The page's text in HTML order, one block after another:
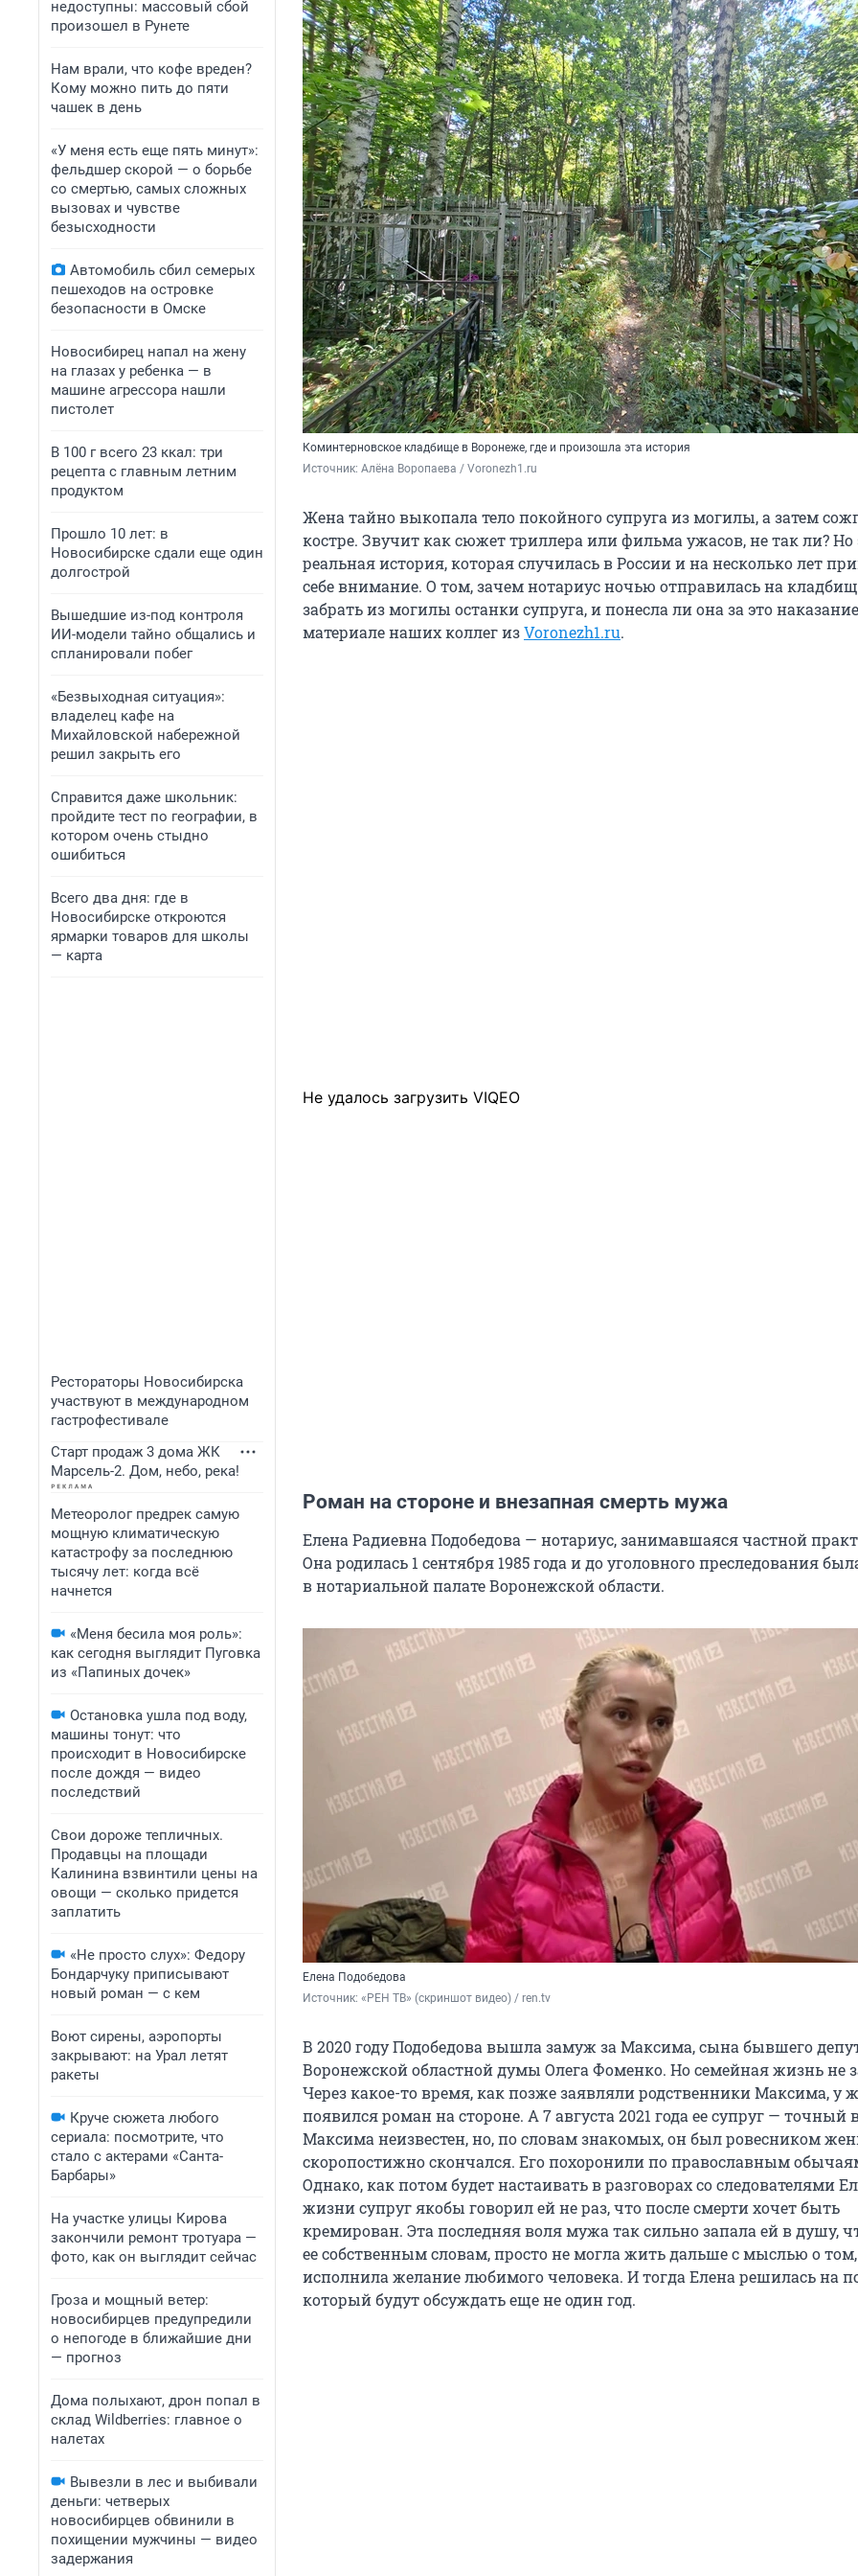
недоступны: массовый сбой
произошел в Рунете
Нам врали, что кофе вреден?
Кому можно пить до пяти
чашек в день
«У меня есть еще пять минут»:
фельдшер скорой — о борьбе
со смертью, самых сложных
вызовах и чувстве
безысходности
Автомобиль сбил семерых
пешеходов на островке
безопасности в Омске
Новосибирец напал на жену
на глазах у ребенка — в
машине агрессора нашли
пистолет
В 100 г всего 23 ккал: три
рецепта с главным летним
продуктом
Прошло 10 лет: в
Новосибирске сдали еще один
долгострой
Вышедшие из-под контроля
ИИ-модели тайно общались и
спланировали побег
«Безвыходная ситуация»:
владелец кафе на
Михайловской набережной
решил закрыть его
Справится даже школьник:
пройдите тест по географии, в
котором очень стыдно
ошибиться
Всего два дня: где в
Новосибирске откроются
ярмарки товаров для школы
— карта
Рестораторы Новосибирска
участвуют в международном
гастрофестивале
Старт продаж 3 дома ЖК
Марсель-2. Дом, небо, река!
Метеоролог предрек самую
мощную климатическую
катастрофу за последнюю
тысячу лет: когда всё
начнется
«Меня бесила моя роль»:
как сегодня выглядит Пуговка
из «Папиных дочек»
Остановка ушла под воду,
машины тонут: что
происходит в Новосибирске
после дождя — видео
последствий
Свои дороже тепличных.
Продавцы на площади
Калинина взвинтили цены на
овощи — сколько придется
заплатить
«Не просто слух»: Федору
Бондарчуку приписывают
новый роман — с кем
Воют сирены, аэропорты
закрывают: на Урал летят
ракеты
Круче сюжета любого
сериала: посмотрите, что
стало с актерами «Санта-
Барбары»
На участке улицы Кирова
закончили ремонт тротуара —
фото, как он выглядит сейчас
Гроза и мощный ветер:
новосибирцев предупредили
о непогоде в ближайшие дни
— прогноз
Дома полыхают, дрон попал в
склад Wildberries: главное о
налетах
Вывезли в лес и выбивали
деньги: четверых
новосибирцев обвинили в
похищении мужчины — видео
задержания
Коминтерновское кладбище в Воронеже, где и произошла эта история
Источник: Алёна Воропаева / Voronezh1.ru
Жена тайно выкопала тело покойного супруга из могилы, а затем
костре. Звучит как сюжет триллера или фильма ужасов, не так ли? Но
реальная история, которая случилась в России и на несколько лет
себе внимание. О том, зачем нотариус ночью отправилась на
забрать из могилы останки супруга, и понесла ли она за это
материале наших коллег изVoronezh1.ru.
Не удалось загрузить VIQEO
Роман на стороне и внезапная смерть мужа
Елена Радиевна Подобедова — нотариус, занимавшаяся частной
Она родилась 1 сентября 1985 года и до уголовного преследования
в нотариальной палате Воронежской области.
Елена Подобедова
Источник: «РЕН ТВ» (скриншот видео) / ren.tv
В 2020 году Подобедова вышла замуж за Максима, сына бывшего
Воронежской областной думы Олега Фоменко. Но семейная жизнь не
Через какое-то время, как позже заявляли родственники Максима,
появился роман на стороне. А 7 августа 2021 года ее супруг — точный
Максима неизвестен, но, по словам знакомых, он был ровесником
скоропостижно скончался. Его похоронили по православным
Однако, как потом будет настаивать в разговорах со следователями
жизни супруг якобы говорил ей не раз, что после смерти хочет быть
кремирован. Эта последняя воля мужа так сильно запала ей в душу,
ее собственным словам, просто не могла жить дальше с мыслью о
исполнила желание любимого человека. И тогда Елена решилась на
который будут обсуждать еще не один год.